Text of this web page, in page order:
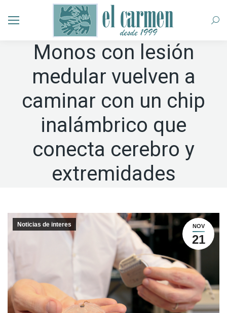
Monos con lesión
medular vuelven a
caminar con un chip
inalámbrico que
conecta cerebro y
extremidades
NOV
21
Noticias de interes